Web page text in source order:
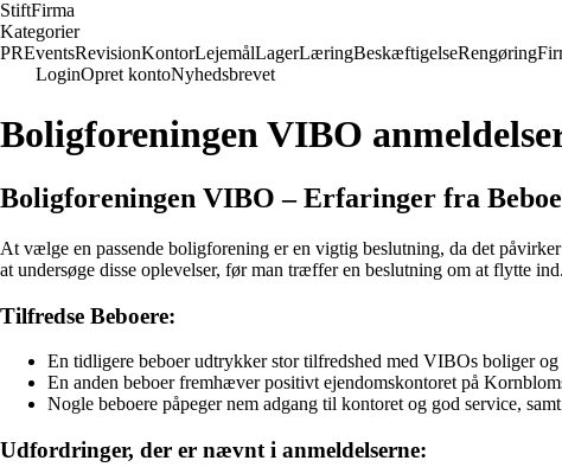
StiftFirma
Kategorier
PREventsRevisionKontorLejemålLagerLæringBeskæftigelseRengøring
LoginOpret kontoNyhedsbrevet
Boligforeningen VIBO
Boligforeningen VIBO – Erfaringer fra
At vælge en passende boligforening er en vigtig beslutning, da det
at undersøge disse oplevelser, før man træffer en beslutning om at flytte ind.
Tilfredse Beboere:
En tidligere beboer udtrykker stor tilfredshed med VIBOs boliger
En anden beboer fremhæver positivt ejendomskontoret på
Nogle beboere påpeger nem adgang til kontoret og god service,
Udfordringer, der er nævnt i anmeldelserne: